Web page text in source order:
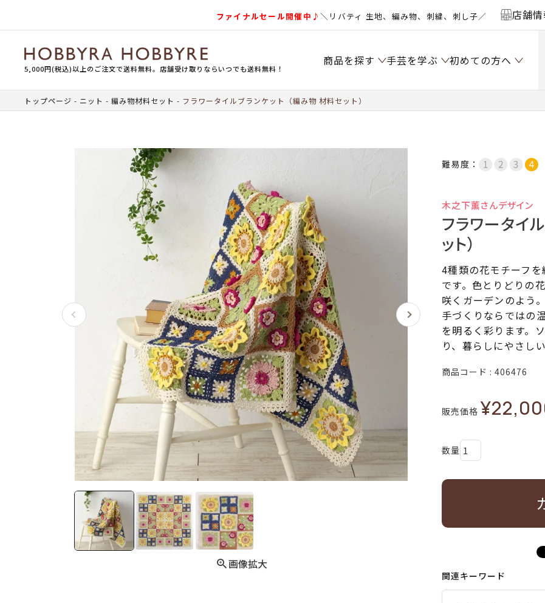
ファイナルセール開催中♪＼リバティ 生地、編み物、刺繍、刺し子／ 店舗
5,000円(税込)以上のご注文で送料無料。店舗受け取りならいつでも送料無料！
商品を探す 手芸を学ぶ 初めての方へ
トップページ ニット 編み物材料セット フラワータイルブランケット（編み物 材料セット）
画像拡大
難易度：
木之下薫さんデザイン
フラワータイ
ット）
4種類の花モチーフ
です。色とりどりの
咲くガーデンのよう。
手づくりならではの
を明るく彩ります。
り、暮らしにやさし
商品コード 406476
販売価格 ¥
関連キーワード